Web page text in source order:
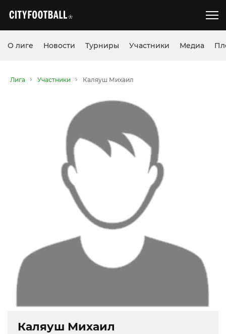
О лиге Новости Турниры Участники Медиа
Лига Участники Каляуш Михаил
Каляуш Михаил